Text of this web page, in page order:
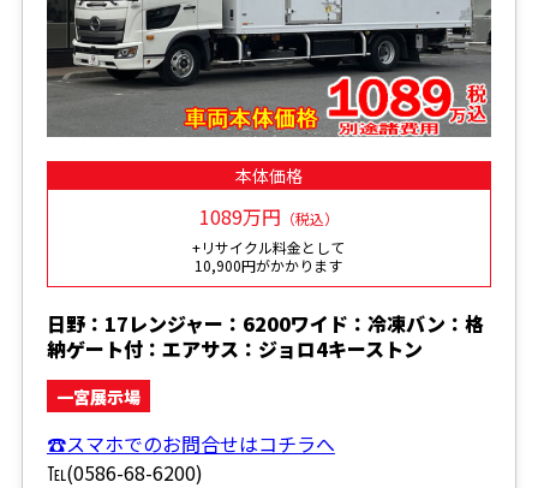
本体価格
1089万円 （税込）
+リサイクル料金として
10,900円がかかります
日野：17レンジャー：6200ワイド：冷凍バン：格
納ゲート付：エアサス：ジョロ4キーストン
一宮展示場
☎スマホでのお問合せはコチラへ
℡(0586-68-6200)